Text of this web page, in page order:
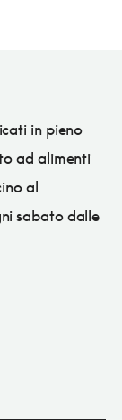
in pieno
ad alimenti
al
sabato dalle